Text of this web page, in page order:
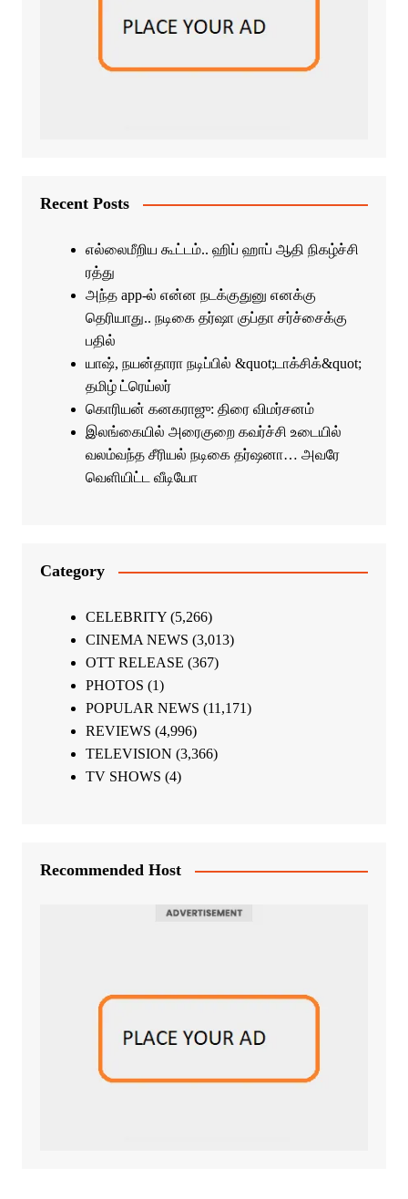
Recent Posts
எல்லைமீறிய கூட்டம்.. ஹிப் ஹாப் ஆதி நிகழ்ச்சி
ரத்து
அந்த app-ல் என்ன நடக்குதுனு எனக்கு
தெரியாது.. நடிகை தர்ஷா குப்தா சர்ச்சைக்கு
பதில்
யாஷ், நயன்தாரா நடிப்பில் &quot;டாக்சிக்&quot;
தமிழ் ட்ரெய்லர்
கொரியன் கனகராஜு: திரை விமர்சனம்
இலங்கையில் அரைகுறை கவர்ச்சி உடையில்
வலம்வந்த சீரியல் நடிகை தர்ஷனா… அவரே
வெளியிட்ட வீடியோ
Category
CELEBRITY(5,266)
CINEMA NEWS (3,013)
OTT RELEASE (367)
PHOTOS (1)
POPULAR NEWS (11,171)
REVIEWS (4,996)
TELEVISION (3,366)
TV SHOWS (4)
Recommended Host